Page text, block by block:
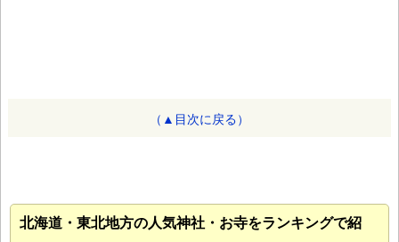
（▲目次に戻る）
北海道・東北地方の人気神社・お寺をランキングで紹